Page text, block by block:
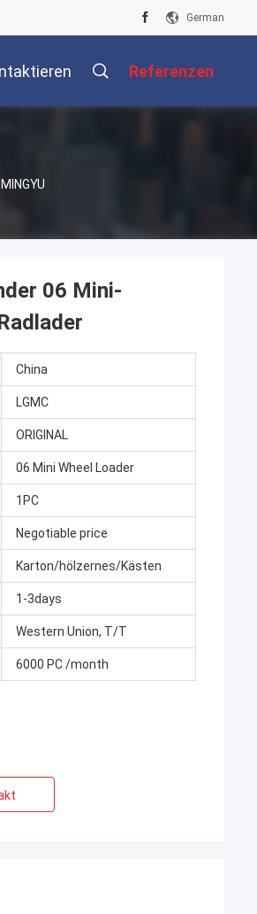
German
Referenzen
06 Mini-
China
LGMC
ORIGINAL
06 Mini Wheel Loader
1PC
Negotiable price
Karton/hölzernes/Kästen
1-3days
Western Union, T/T
6000 PC /month